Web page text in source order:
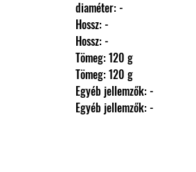
                diaméter: -
                Hossz: -
                Hossz: -
                Tömeg: 120 g
                Tömeg: 120 g
                Egyéb jellemzők: -
                Egyéb jellemzők: -